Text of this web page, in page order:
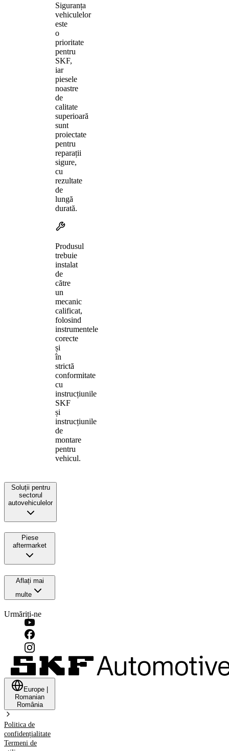
Siguranța
vehiculelor
este
o
prioritate
pentru
SKF,
iar
piesele
noastre
de
calitate
superioară
sunt
proiectate
pentru
reparații
sigure,
cu
rezultate
de
lungă
durată.
Produsul
trebuie
instalat
de
către
un
mecanic
calificat,
folosind
instrumentele
corecte
și
în
strictă
conformitate
cu
instrucțiunile
SKF
și
instrucțiunile
de
montare
pentru
vehicul.
Soluții pentru
sectorul
autovehiculelor
Piese
aftermarket
Aflați mai
multe
Urmăriți-ne
Europe
Romanian
România
Politica de
confidențialitate
Termeni de